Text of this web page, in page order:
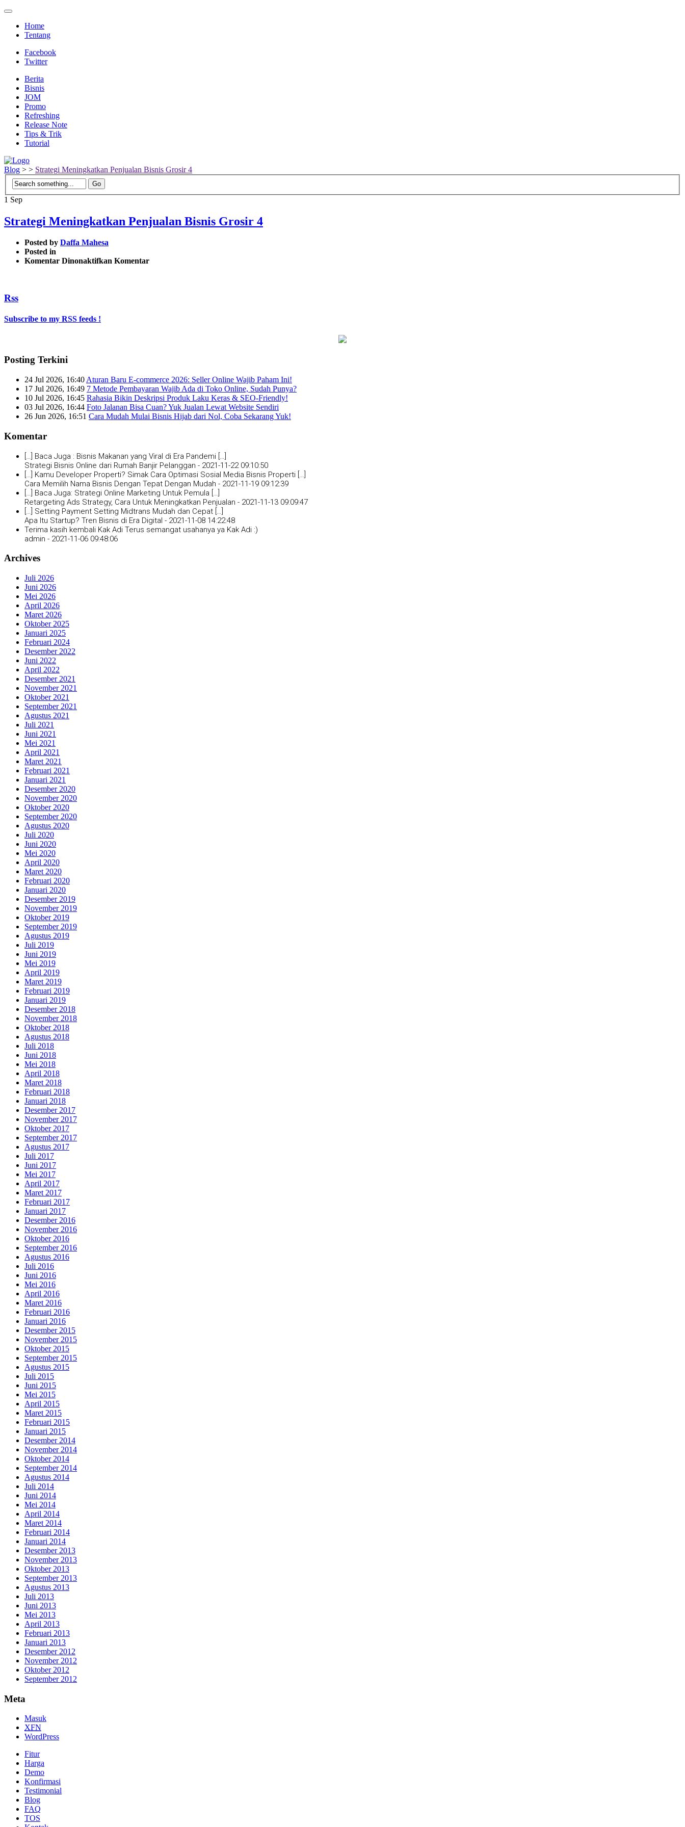
Home
Tentang
Facebook
Twitter
Berita
Bisnis
JOM
Promo
Refreshing
Release Note
Tips & Trik
Tutorial
Blog > > Strategi Meningkatkan Penjualan Bisnis Grosir 4
1 Sep
Strategi Meningkatkan Penjualan Bisnis Grosir 4
Posted by Daffa Mahesa
Posted in
Komentar Dinonaktifkan pada
Komentar
Rss
Subscribe to my RSS feeds !
Posting Terkini
24 Jul 2026, 16:40 Aturan Baru E-commerce 2026: Seller Online Wajib Paham Ini!
17 Jul 2026, 16:49 7 Metode Pembayaran Wajib Ada di Toko Online, Sudah Punya?
10 Jul 2026, 16:45 Rahasia Bikin Deskripsi Produk Laku Keras & SEO-Friendly!
03 Jul 2026, 16:44 Foto Jalanan Bisa Cuan? Yuk Jualan Lewat Website Sendiri
26 Jun 2026, 16:51 Cara Mudah Mulai Bisnis Hijab dari Nol, Coba Sekarang Yuk!
Komentar
[…] Baca Juga : Bisnis Makanan yang Viral di Era Pandemi […]
Strategi Bisnis Online dari Rumah Banjir Pelanggan - 2021-11-22 09:10:50
[…] Kamu Developer Properti? Simak Cara Optimasi Sosial Media Bisnis Properti […]
Cara Memilih Nama Bisnis Dengan Tepat Dengan Mudah - 2021-11-19 09:12:39
[…] Baca Juga: Strategi Online Marketing Untuk Pemula […]
Retargeting Ads Strategy, Cara Untuk Meningkatkan Penjualan - 2021-11-13 09:09:47
[…] Setting Payment Setting Midtrans Mudah dan Cepat […]
Apa Itu Startup? Tren Bisnis di Era Digital - 2021-11-08 14:22:48
Terima kasih kembali Kak Adi Terus semangat usahanya ya Kak Adi :)
admin - 2021-11-06 09:48:06
Archives
Juli 2026
Juni 2026
Mei 2026
April 2026
Maret 2026
Oktober 2025
Januari 2025
Februari 2024
Desember 2022
Juni 2022
April 2022
Desember 2021
November 2021
Oktober 2021
September 2021
Agustus 2021
Juli 2021
Juni 2021
Mei 2021
April 2021
Maret 2021
Februari 2021
Januari 2021
Desember 2020
November 2020
Oktober 2020
September 2020
Agustus 2020
Juli 2020
Juni 2020
Mei 2020
April 2020
Maret 2020
Februari 2020
Januari 2020
Desember 2019
November 2019
Oktober 2019
September 2019
Agustus 2019
Juli 2019
Juni 2019
Mei 2019
April 2019
Maret 2019
Februari 2019
Januari 2019
Desember 2018
November 2018
Oktober 2018
Agustus 2018
Juli 2018
Juni 2018
Mei 2018
April 2018
Maret 2018
Februari 2018
Januari 2018
Desember 2017
November 2017
Oktober 2017
September 2017
Agustus 2017
Juli 2017
Juni 2017
Mei 2017
April 2017
Maret 2017
Februari 2017
Januari 2017
Desember 2016
November 2016
Oktober 2016
September 2016
Agustus 2016
Juli 2016
Juni 2016
Mei 2016
April 2016
Maret 2016
Februari 2016
Januari 2016
Desember 2015
November 2015
Oktober 2015
September 2015
Agustus 2015
Juli 2015
Juni 2015
Mei 2015
April 2015
Maret 2015
Februari 2015
Januari 2015
Desember 2014
November 2014
Oktober 2014
September 2014
Agustus 2014
Juli 2014
Juni 2014
Mei 2014
April 2014
Maret 2014
Februari 2014
Januari 2014
Desember 2013
November 2013
Oktober 2013
September 2013
Agustus 2013
Juli 2013
Juni 2013
Mei 2013
April 2013
Februari 2013
Januari 2013
Desember 2012
November 2012
Oktober 2012
September 2012
Meta
Masuk
XFN
WordPress
Fitur
Harga
Demo
Konfirmasi
Testimonial
Blog
FAQ
TOS